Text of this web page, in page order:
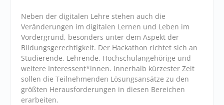
Neben der digitalen Lehre stehen auch die
Veränderungen im digitalen Lernen und Leben im
Vordergrund, besonders unter dem Aspekt der
Bildungsgerechtigkeit. Der Hackathon richtet sich an
Studierende, Lehrende, Hochschulangehörige und
weitere Interessent*innen. Innerhalb kürzester Zeit
sollen die Teilnehmenden Lösungsansätze zu den
größten Herausforderungen in diesen Bereichen
erarbeiten.